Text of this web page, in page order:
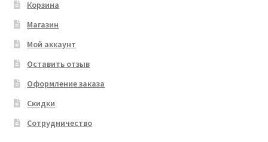
Корзина
Магазин
Мой аккаунт
Оставить отзыв
Оформление заказа
Скидки
Сотрудничество